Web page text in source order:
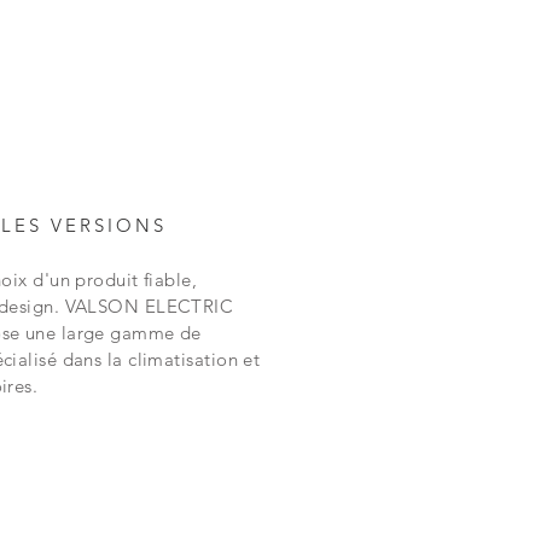
VERSIONS
d'un produit fiable,
VALSON ELECTRIC
une large gamme de
dans la climatisation et